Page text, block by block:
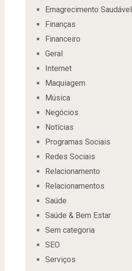
Emagrecimento Saudável
Finanças
Financeiro
Geral
Internet
Maquiagem
Música
Negócios
Notícias
Programas Sociais
Redes Sociais
Relacionamento
Relacionamentos
Saúde
Saúde & Bem Estar
Sem categoria
SEO
Serviços